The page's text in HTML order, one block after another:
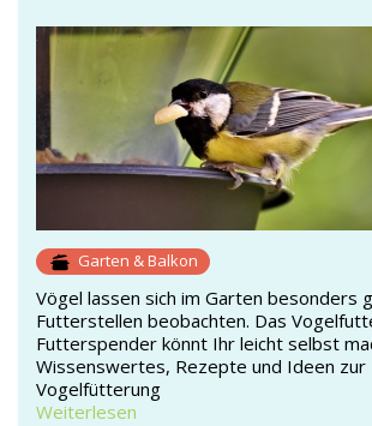
Garten & Balkon
Vögel lassen sich im Garten besonders
Futterstellen beobachten. Das
Futterspender könnt Ihr leicht selbst
Wissenswertes, Rezepte und Ideen zur
Vogelfütterung
Weiterlesen